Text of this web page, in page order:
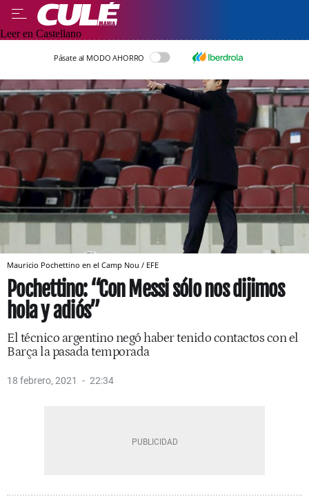
Leer en Castellano
Pásate al MODO AHORRO
Mauricio Pochettino en el Camp Nou / EFE
Pochettino: “Con Messi sólo nos dijimos
hola y adiós”
El técnico argentino negó haber tenido contactos con el
Barça la pasada temporada
18 febrero, 2021 22:34